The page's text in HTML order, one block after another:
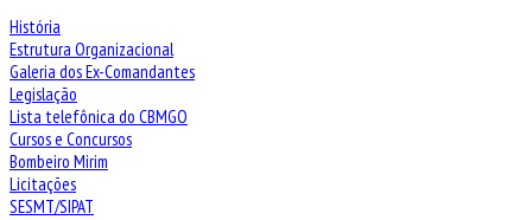
História
Estrutura Organizacional
Galeria dos Ex-Comandantes
Legislação
Lista telefônica do CBMGO
Cursos e Concursos
Bombeiro Mirim
Licitações
SESMT/SIPAT